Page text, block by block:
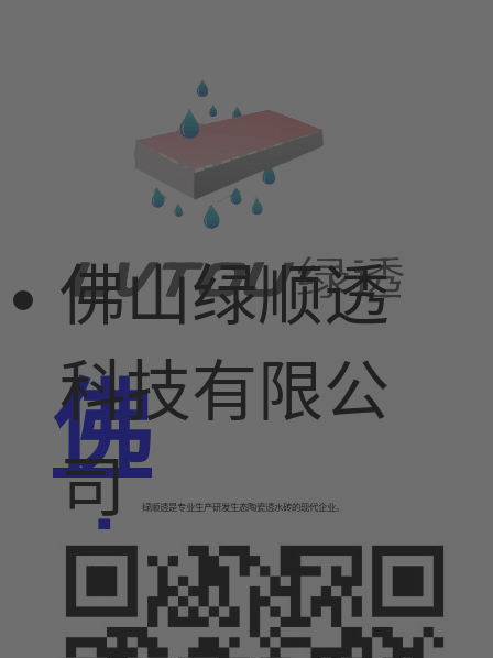
佛
山
佛山绿顺透
科技有限公
司
绿顺透是专业生产研发生态陶瓷透水砖的现代企业。